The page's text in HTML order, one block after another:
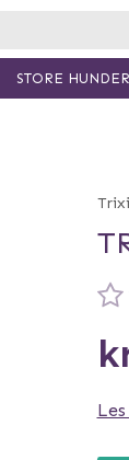
STORE HUNDER